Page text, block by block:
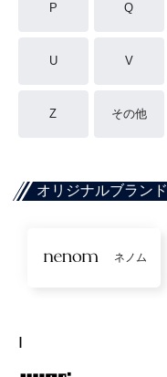
P Q
U V
Z その他
オリジナルブランド
ネノム
I